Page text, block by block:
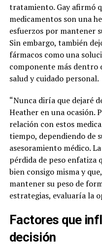
tratamiento. Gay afirmó
medicamentos son una
esfuerzos por mantener
Sin embargo, también
fármacos como una
componente más dentro
salud y cuidado personal.
“Nunca diría que dejaré
Heather en una ocasión.
relación con estos
tiempo, dependiendo de
asesoramiento médico.
pérdida de peso enfatiza
bien consigo misma y
mantener su peso de
estrategias, evaluaría la
Factores que
decisión